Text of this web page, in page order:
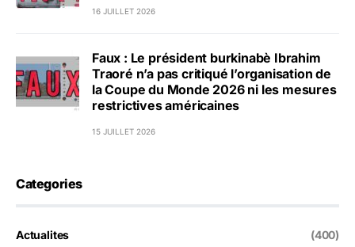
16 JUILLET 2026
Faux : Le président burkinabè Ibrahim
Traoré n’a pas critiqué l’organisation de
la Coupe du Monde 2026 ni les mesures
restrictives américaines
15 JUILLET 2026
Categories
Actualites (400)